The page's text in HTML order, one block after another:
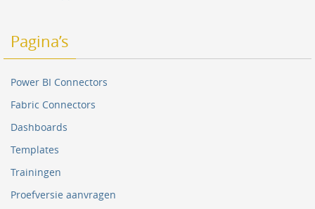
Pagina’s
Power BI Connectors
Fabric Connectors
Dashboards
Templates
Trainingen
Proefversie aanvragen